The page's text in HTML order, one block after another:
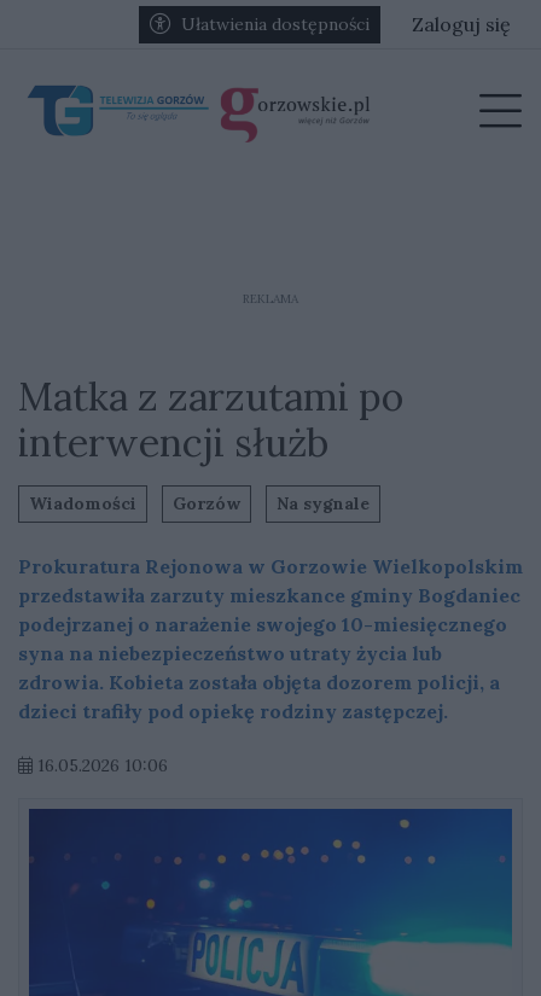
Przejdź do głównych treści
Przejdź do głównego menuUłatwienia dostępności Zaloguj się
REKLAMA
Matka z zarzutami po
interwencji służb
Wiadomości Gorzów Na sygnale
Prokuratura Rejonowa w Gorzowie Wielkopolskim
przedstawiła zarzuty mieszkance gminy Bogdaniec
podejrzanej o narażenie swojego 10-miesięcznego
syna na niebezpieczeństwo utraty życia lub
zdrowia. Kobieta została objęta dozorem policji, a
dzieci trafiły pod opiekę rodziny zastępczej.
16.05.2026 10:06